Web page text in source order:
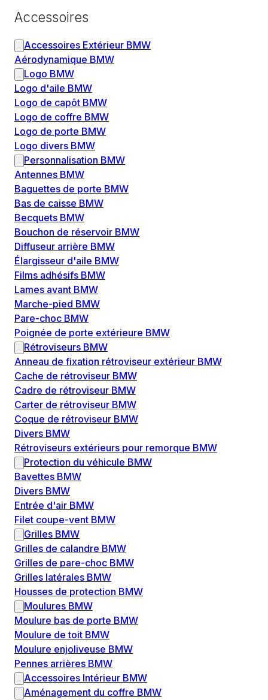
Accessoires
Accessoires Extérieur BMW
Aérodynamique BMW
Logo BMW
Logo d'aile BMW
Logo de capôt BMW
Logo de coffre BMW
Logo de porte BMW
Logo divers BMW
Personnalisation BMW
Antennes BMW
Baguettes de porte BMW
Bas de caisse BMW
Becquets BMW
Bouchon de réservoir BMW
Diffuseur arrière BMW
Élargisseur d'aile BMW
Films adhésifs BMW
Lames avant BMW
Marche-pied BMW
Pare-choc BMW
Poignée de porte extérieure BMW
Rétroviseurs BMW
Anneau de fixation rétroviseur extérieur BMW
Cache de rétroviseur BMW
Cadre de rétroviseur BMW
Carter de rétroviseur BMW
Coque de rétroviseur BMW
Divers BMW
Rétroviseurs extérieurs pour remorque BMW
Protection du véhicule BMW
Bavettes BMW
Divers BMW
Entrée d'air BMW
Filet coupe-vent BMW
Grilles BMW
Grilles de calandre BMW
Grilles de pare-choc BMW
Grilles latérales BMW
Housses de protection BMW
Moulures BMW
Moulure bas de porte BMW
Moulure de toit BMW
Moulure enjoliveuse BMW
Pennes arrières BMW
Accessoires Intérieur BMW
Aménagement du coffre BMW